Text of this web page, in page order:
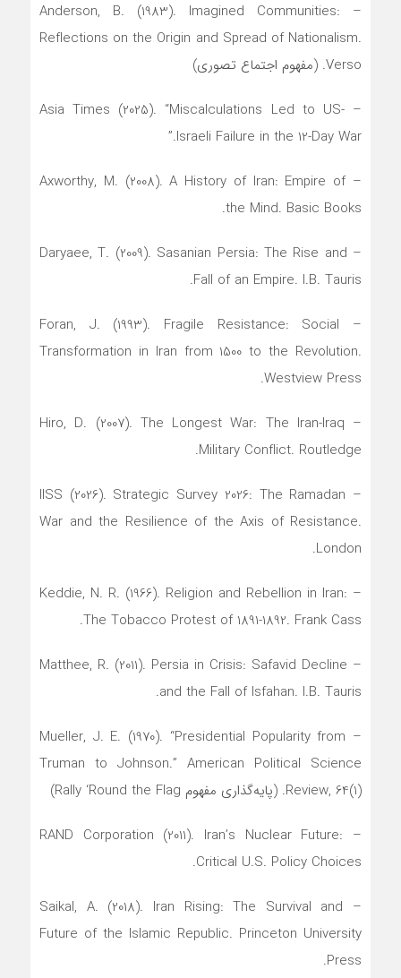
– Anderson, B. (1983). Imagined Communities:
Reflections on the Origin and Spread of Nationalism.
Verso. (مفهوم اجتماع تصوری)
– Asia Times (2025). “Miscalculations Led to US-
Israeli Failure in the 12-Day War.”
– Axworthy, M. (2008). A History of Iran: Empire of
the Mind. Basic Books.
– Daryaee, T. (2009). Sasanian Persia: The Rise and
Fall of an Empire. I.B. Tauris.
– Foran, J. (1993). Fragile Resistance: Social
Transformation in Iran from 1500 to the Revolution.
Westview Press.
– Hiro, D. (2007). The Longest War: The Iran-Iraq
Military Conflict. Routledge.
– IISS (2026). Strategic Survey 2026: The Ramadan
War and the Resilience of the Axis of Resistance.
London.
– Keddie, N. R. (1966). Religion and Rebellion in Iran:
The Tobacco Protest of 1891-1892. Frank Cass.
– Matthee, R. (2011). Persia in Crisis: Safavid Decline
and the Fall of Isfahan. I.B. Tauris.
– Mueller, J. E. (1970). “Presidential Popularity from
Truman to Johnson.” American Political Science
Review, 64(1). (پایه‌گذاری مفهوم Rally ‘Round the Flag)
– RAND Corporation (2011). Iran’s Nuclear Future:
Critical U.S. Policy Choices.
– Saikal, A. (2018). Iran Rising: The Survival and
Future of the Islamic Republic. Princeton University
Press.